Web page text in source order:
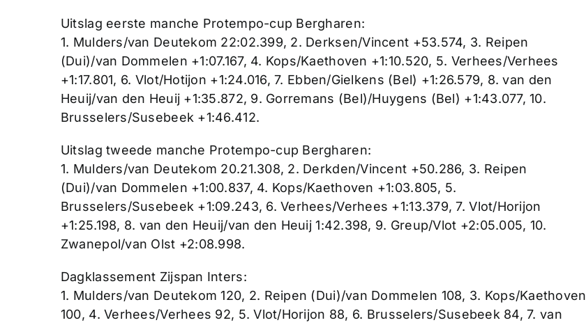
Uitslag eerste manche Protempo-cup Bergharen:
1. Mulders/van Deutekom 22:02.399, 2. Derksen/Vincent +53.574, 3. Reipen
(Dui)/van Dommelen +1:07.167, 4. Kops/Kaethoven +1:10.520, 5. Verhees/Verhees
+1:17.801, 6. Vlot/Hotijon +1:24.016, 7. Ebben/Gielkens (Bel) +1:26.579, 8. van den
Heuij/van den Heuij +1:35.872, 9. Gorremans (Bel)/Huygens (Bel) +1:43.077, 10.
Brusselers/Susebeek +1:46.412.
Uitslag tweede manche Protempo-cup Bergharen:
1. Mulders/van Deutekom 20.21.308, 2. Derkden/Vincent +50.286, 3. Reipen
(Dui)/van Dommelen +1:00.837, 4. Kops/Kaethoven +1:03.805, 5.
Brusselers/Susebeek +1:09.243, 6. Verhees/Verhees +1:13.379, 7. Vlot/Horijon
+1:25.198, 8. van den Heuij/van den Heuij 1:42.398, 9. Greup/Vlot +2:05.005, 10.
Zwanepol/van Olst +2:08.998.
Dagklassement Zijspan Inters:
1. Mulders/van Deutekom 120, 2. Reipen (Dui)/van Dommelen 108, 3. Kops/Kaethoven
100, 4. Verhees/Verhees 92, 5. Vlot/Horijon 88, 6. Brusselers/Susebeek 84, 7. van